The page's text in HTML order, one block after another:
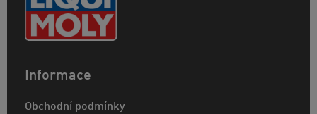
Informace
Obchodní podmínky